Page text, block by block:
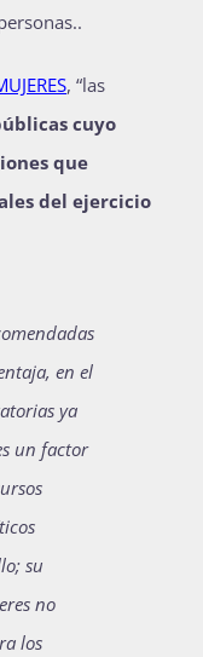
2027-1
, “las
cuyo
que
del ejercicio
en el
ya
un factor
su
no
los